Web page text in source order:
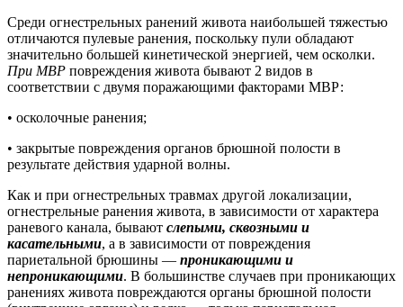
Среди огнестрельных ранений живота наибольшей тяжестью
отличаются пулевые ранения, поскольку пули обладают
значительно большей кинетической энергией, чем осколки.
При МВР повреждения живота бывают 2 видов в
соответствии с двумя поражающими факторами МВР:
• осколочные ранения;
• закрытые повреждения органов брюшной полости в
результате действия ударной волны.
Как и при огнестрельных травмах другой локализации,
огнестрельные ранения живота, в зависимости от характера
раневого канала, бывают слепыми, сквозными и
касательными, а в зависимости от повреждения
париетальной брюшины — проникающими и
непроникающими. В большинстве случаев при проникающих
ранениях живота повреждаются органы брюшной полости